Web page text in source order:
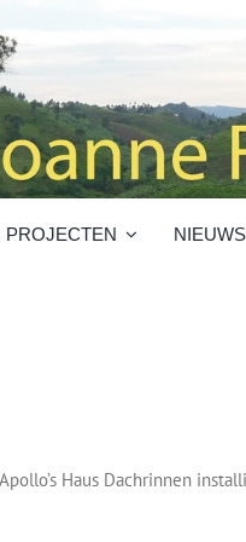
PROJECTEN NIEUWS
Haus Dachrinnen